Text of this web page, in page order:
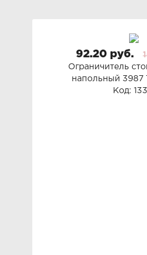
92.20 руб.
Ограничитель
напольный 3987
Код: